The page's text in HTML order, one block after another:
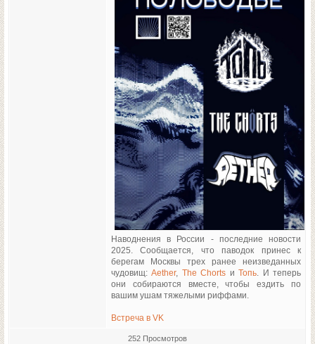
Наводнения в России - последние новости
2025. Сообщается, что паводок принес к
берегам Москвы трех ранее неизведанных
чудовищ:Aether, The Chorts иТопь . И теперь
они собираются вместе, чтобы ездить по
вашим ушам тяжелыми риффами.
Встреча в VK
252 Просмотров